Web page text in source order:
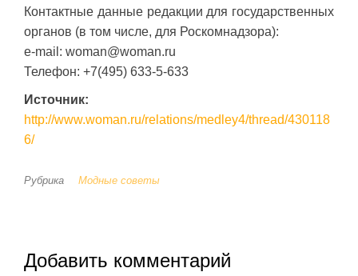
Контактные данные редакции для государственных
органов (в том числе, для Роскомнадзора):
e-mail: woman@woman.ru
Телефон: +7(495) 633-5-633
Источник:
http://www.woman.ru/relations/medley4/thread/430118
6/
Рубрика Модные советы
Добавить комментарий